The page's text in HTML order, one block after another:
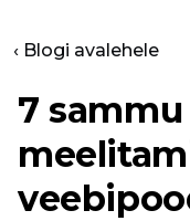
‹ Blogi avalehele
7